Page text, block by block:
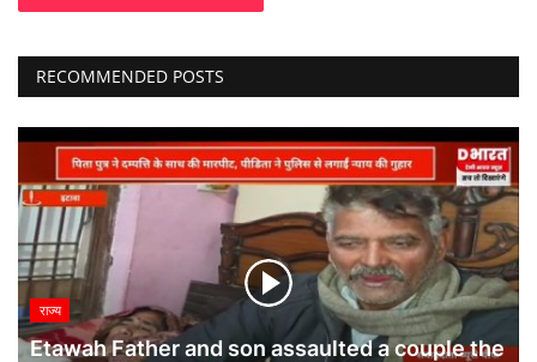
RECOMMENDED POSTS
राज्य
Etawah Father and son assaulted a couple the